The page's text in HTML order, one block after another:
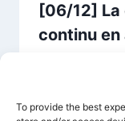
To provide the best
[06/12]
continu en